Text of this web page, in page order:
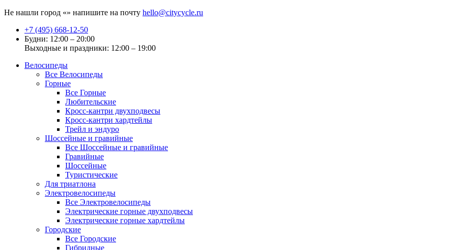
Не нашли город «» напишите на почту hello@citycycle.ru
+7 (495) 668-12-50
Будни: 12:00 – 20:00
Выходные и праздники: 12:00 – 19:00
Велосипеды
Все Велосипеды
Горные
Все Горные
Любительские
Кросс-кантри двухподвесы
Кросс-кантри хардтейлы
Трейл и эндуро
Шоссейные и гравийные
Все Шоссейные и гравийные
Гравийные
Шоссейные
Туристические
Для триатлона
Электровелосипеды
Все Электровелосипеды
Электрические горные двухподвесы
Электрические горные хардтейлы
Городские
Все Городские
Гибридные